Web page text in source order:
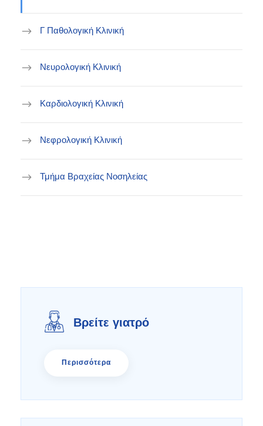
Γ Παθολογική Κλινική
Νευρολογική Κλινική
Καρδιολογική Κλινική
Νεφρολογική Κλινική
Τμήμα Βραχείας Νοσηλείας
Βρείτε γιατρό
Περισσότερα